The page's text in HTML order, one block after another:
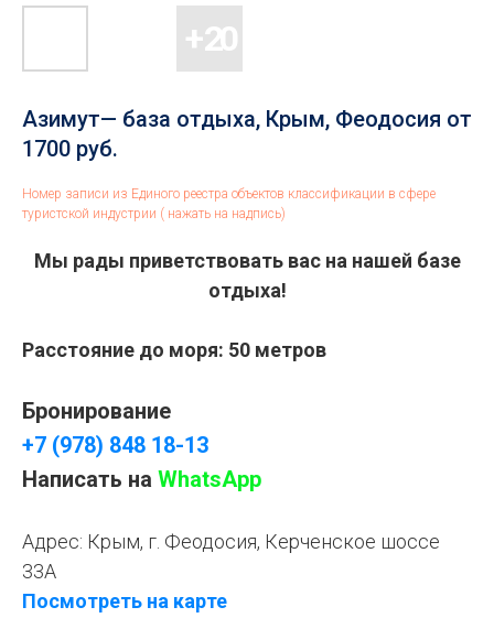
Азимут— база отдыха, Крым, Феодосия от
1700 руб.
Номер записи из Единого реестра объектов классификации в сфере
туристской индустрии ( нажать на надпись)
Мы рады приветствовать вас на нашей базе
отдыха!
Расстояние до моря: 50 метров
Бронирование
+7 (978) 848 18-13
Написать на WhatsApp
Адрес: Крым, г. Феодосия, Керченское шоссе
33А
Посмотреть на карте